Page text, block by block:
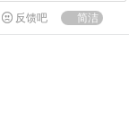
反馈吧 简洁